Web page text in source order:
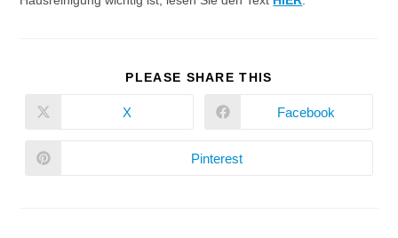
PLEASE SHARE THIS
X Facebook
Pinterest